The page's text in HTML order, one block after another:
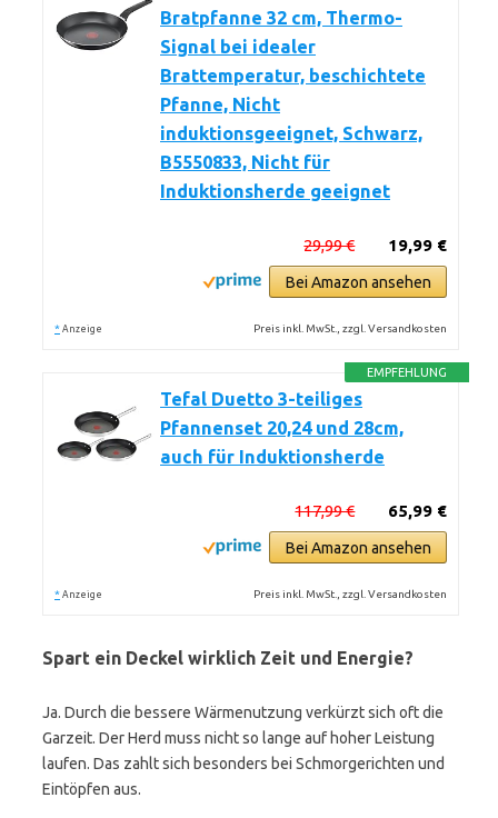
Bratpfanne 32 cm, Thermo-
Signal bei idealer
Brattemperatur, beschichtete
Pfanne, Nicht
induktionsgeeignet, Schwarz,
B5550833, Nicht für
Induktionsherde geeignet
19,99 €
29,99 €
Bei Amazon ansehen
* Anzeige Preis inkl. MwSt., zzgl. Versandkosten
EMPFEHLUNG
Tefal Duetto 3-teiliges
Pfannenset 20,24 und 28cm,
auch für Induktionsherde
65,99 €
117,99 €
Bei Amazon ansehen
* Anzeige Preis inkl. MwSt., zzgl. Versandkosten
Spart ein Deckel wirklich Zeit und Energie?
Ja. Durch die bessere Wärmenutzung verkürzt sich oft die
Garzeit. Der Herd muss nicht so lange auf hoher Leistung
laufen. Das zahlt sich besonders bei Schmorgerichten und
Eintöpfen aus.